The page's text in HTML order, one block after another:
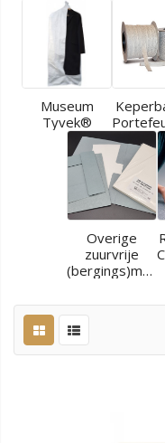
Museum
Tyvek®
Overige
zuurvrije
(bergings)materialen